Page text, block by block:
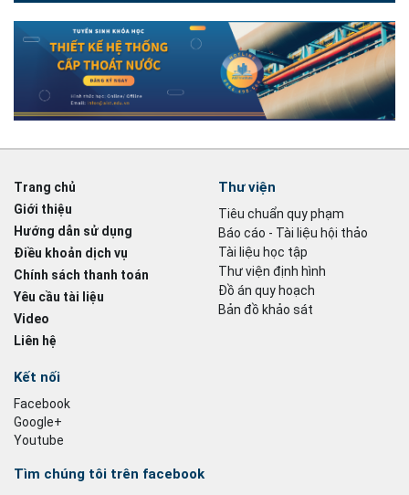
Trang chủ
Giới thiệu
Hướng dẫn sử dụng
Điều khoản dịch vụ
Chính sách thanh toán
Yêu cầu tài liệu
Video
Liên hệ
Thư viện
Tiêu chuẩn quy phạm
Báo cáo - Tài liệu hội thảo
Tài liệu học tập
Thư viện định hình
Đồ án quy hoạch
Bản đồ khảo sát
Kết nối
Facebook
Google+
Youtube
Tìm chúng tôi trên facebook